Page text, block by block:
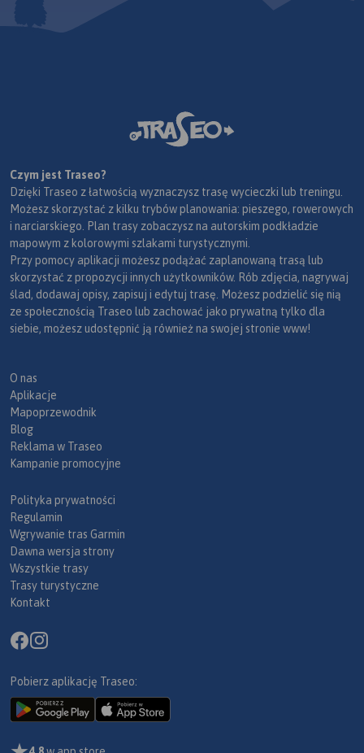
Czym jest Traseo?
Dzięki Traseo z łatwością wyznaczysz trasę wycieczki lub treningu.
Możesz skorzystać z kilku trybów planowania: pieszego, rowerowych
i narciarskiego. Plan trasy zobaczysz na autorskim podkładzie
mapowym z kolorowymi szlakami turystycznymi.
Przy pomocy aplikacji możesz podążać zaplanowaną trasą lub
skorzystać z propozycji innych użytkowników. Rób zdjęcia, nagrywaj
ślad, dodawaj opisy, zapisuj i edytuj trasę. Możesz podzielić się nią
ze społecznością Traseo lub zachować jako prywatną tylko dla
siebie, możesz udostępnić ją również na swojej stronie www!
O nas
Aplikacje
Mapoprzewodnik
Blog
Reklama w Traseo
Kampanie promocyjne
Polityka prywatności
Regulamin
Wgrywanie tras Garmin
Dawna wersja strony
Wszystkie trasy
Trasy turystyczne
Kontakt
Pobierz aplikację Traseo: